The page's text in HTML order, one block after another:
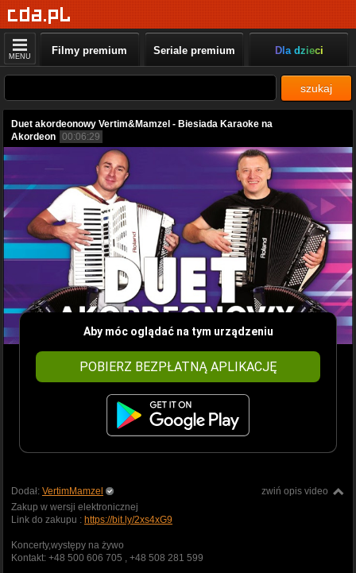
MENU Filmy premium Seriale premium Dla dzieci
szukaj
Duet akordeonowy Vertim&Mamzel - Biesiada Karaoke na
Akordeon 00:06:29
Aby móc oglądać na tym urządzeniu
POBIERZ BEZPŁATNĄ APLIKACJĘ
zwiń opis video
Dodał: VertimMamzel
Zakup w wersji elektronicznej
Link do zakupu : https://bit.ly/2xs4xG9
Koncerty,występy na żywo
Kontakt: +48 500 606 705 , +48 508 281 599